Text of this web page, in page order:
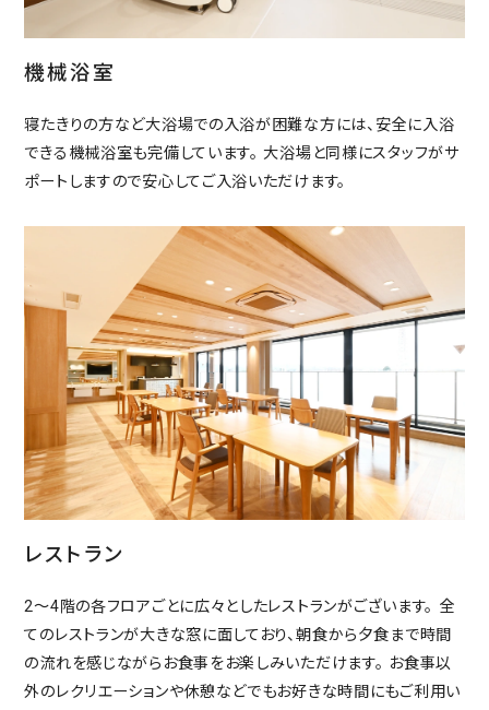
機械浴室
寝たきりの方など大浴場での入浴が困難な方には、安全に入浴
できる機械浴室も完備しています。 大浴場と同様にスタッフがサ
ポートしますので安心してご入浴いただけます。
レストラン
2～4階の各フロアごとに広々としたレストランがございます。 全
てのレストランが大きな窓に面しており、朝食から夕食まで時間
の流れを感じながらお食事をお楽しみいただけます。 お食事以
外のレクリエーションや休憩などでもお好きな時間にもご利用い